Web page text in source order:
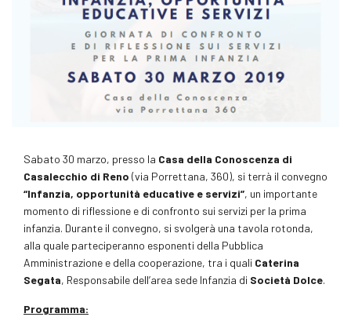
Sabato 30 marzo, presso la Casa della Conoscenza di
Casalecchio di Reno (via Porrettana, 360), si terrà il convegno
“Infanzia, opportunità educative e servizi”, un importante
momento di riflessione e di confronto sui servizi per la prima
infanzia. Durante il convegno, si svolgerà una tavola rotonda,
alla quale parteciperanno esponenti della Pubblica
Amministrazione e della cooperazione, tra i quali Caterina
Segata, Responsabile dell’area sede Infanzia di Società Dolce.
Programma: